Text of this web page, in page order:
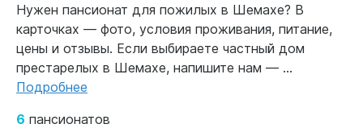
Нужен пансионат для пожилых в Шемахе? В
карточках — фото, условия проживания, питание,
цены и отзывы. Если выбираете частный дом
престарелых в Шемахе, напишите нам — ...
Подробнее
6 пансионатов